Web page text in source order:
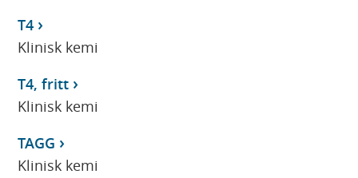
T4
Klinisk kemi
T4, fritt
Klinisk kemi
TAGG
Klinisk kemi